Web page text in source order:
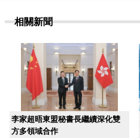
相關新聞
李家超晤東盟秘書長繼續深化雙
方多領域合作